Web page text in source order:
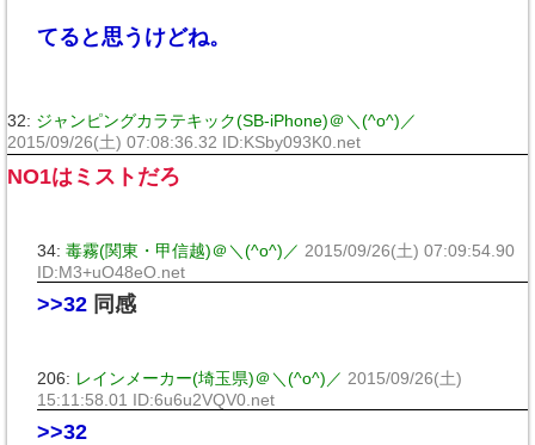
てると思うけどね。
32: ジャンピングカラテキック(SB-iPhone)＠＼(^o^)／
2015/09/26(土) 07:08:36.32 ID:KSby093K0.net
NO1はミストだろ
34: 毒霧(関東・甲信越)＠＼(^o^)／ 2015/09/26(土) 07:09:54.90
ID:M3+uO48eO.net
>>32 同感
206: レインメーカー(埼玉県)＠＼(^o^)／ 2015/09/26(土)
15:11:58.01 ID:6u6u2VQV0.net
>>32